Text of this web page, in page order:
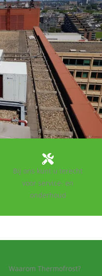
Bij ons kunt u terecht
voor service- en
onderhoud
Waarom Thermofrost?